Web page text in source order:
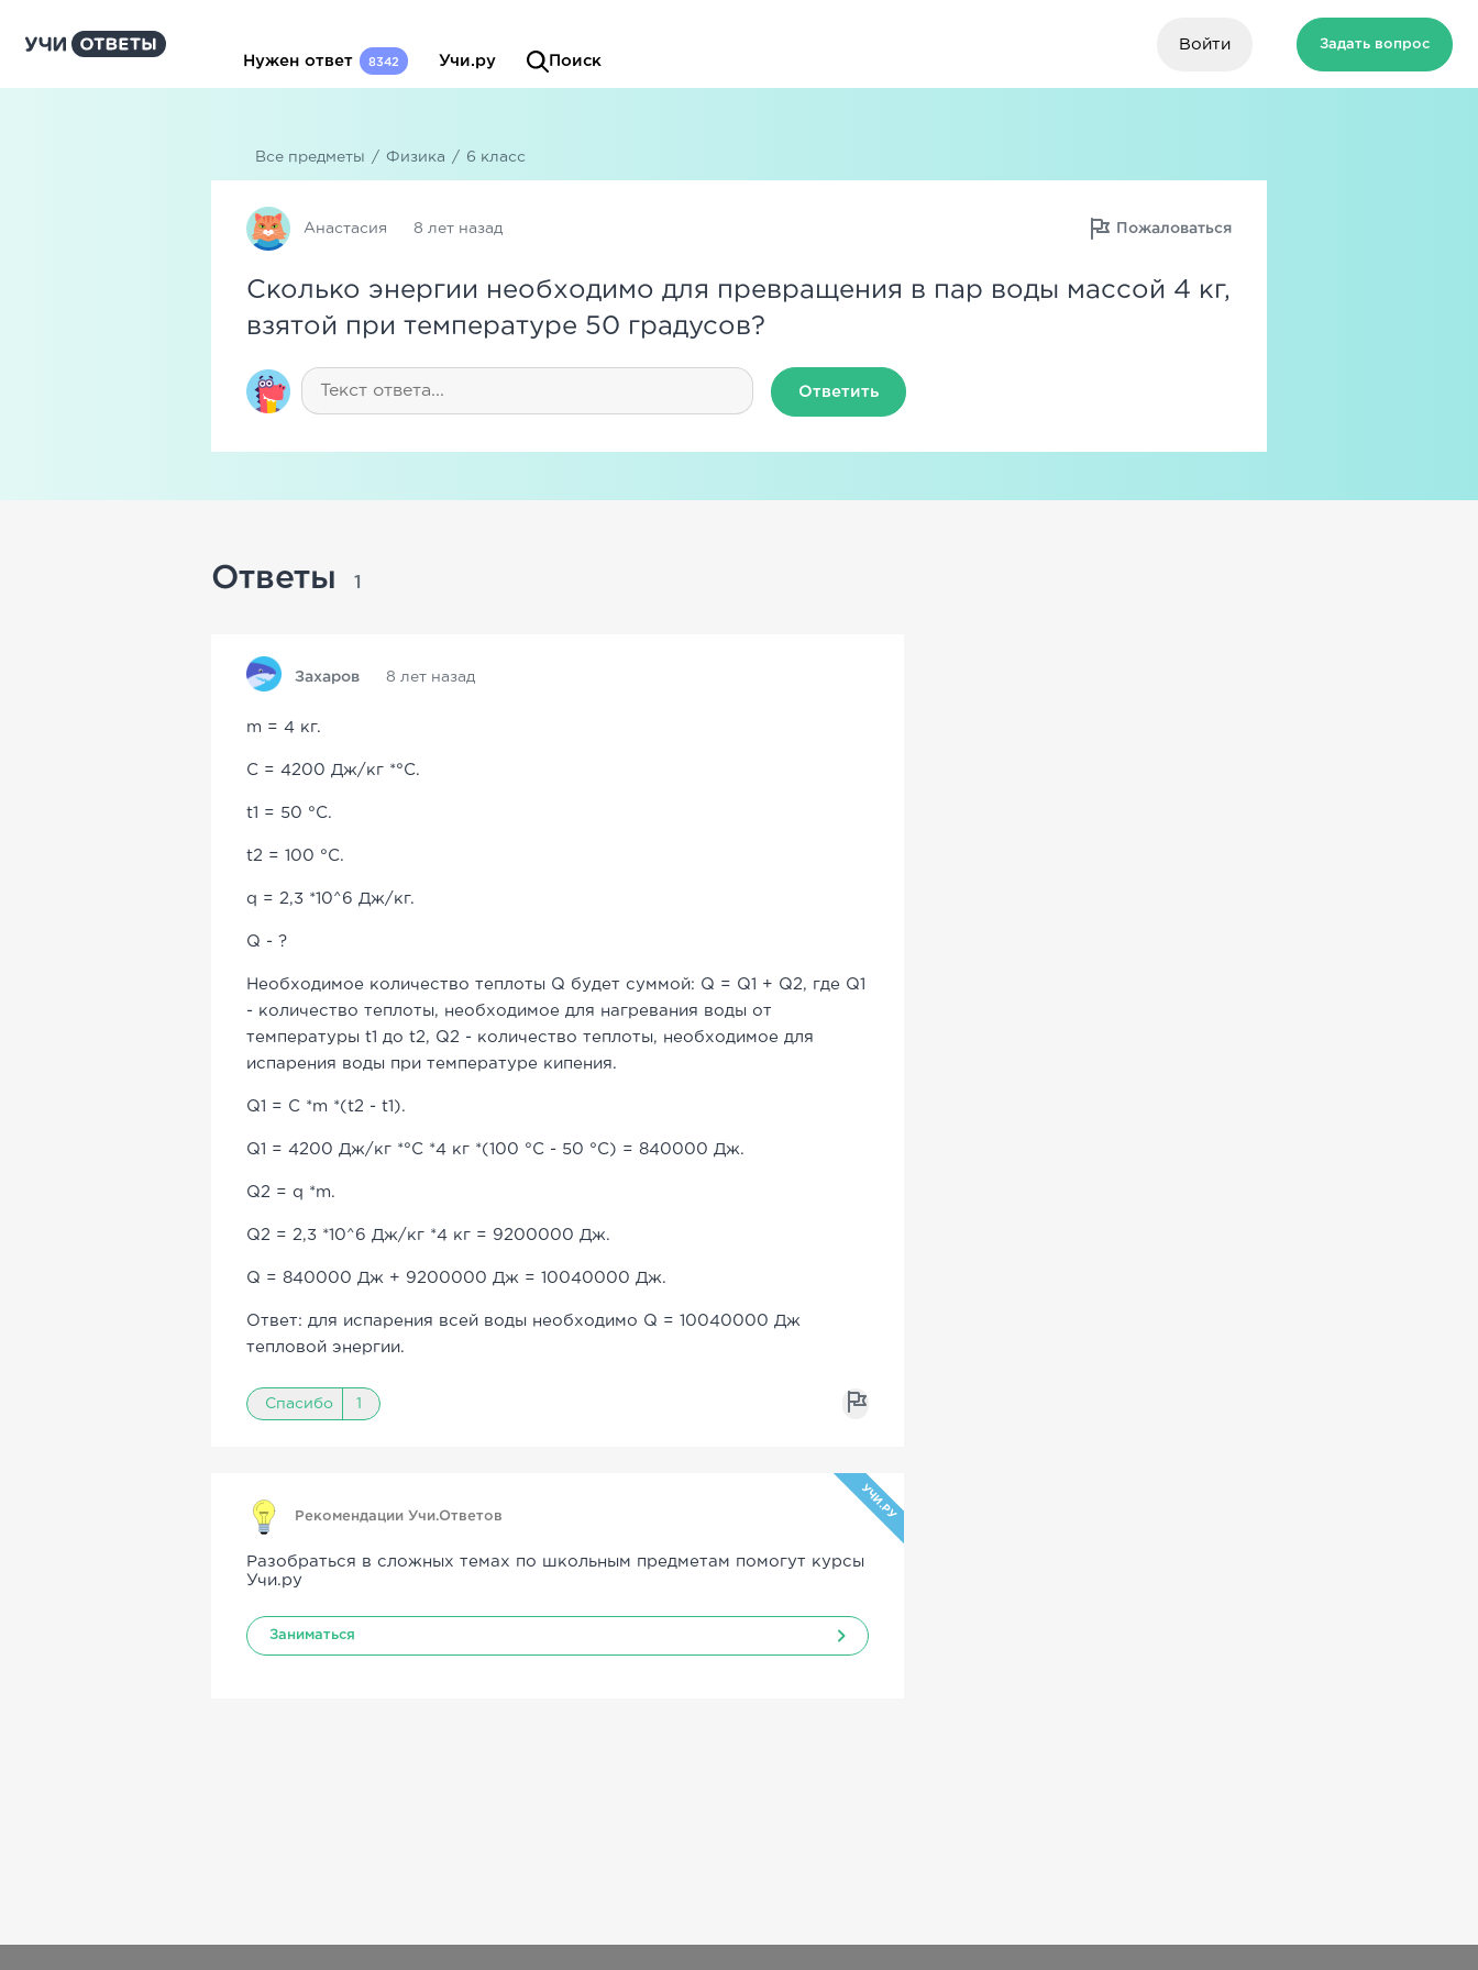
Нужен ответ 8342 Учи.ру Поиск
Войти Задать вопрос
Все предметы / Физика / 6 класс
Анастасия 8 лет назад Пожаловаться
Сколько энергии необходимо для превращения в пар воды массой 4 кг,
взятой при температуре 50 градусов?
Ответить
Ответы 1
Захаров 8 лет назад
m = 4 кг.
C = 4200 Дж/кг *°C.
t1 = 50 °C.
t2 = 100 °C.
q = 2,3 *10^6 Дж/кг.
Q - ?
Необходимое количество теплоты Q будет суммой: Q = Q1 + Q2, где Q1
- количество теплоты, необходимое для нагревания воды от
температуры t1 до t2, Q2 - количество теплоты, необходимое для
испарения воды при температуре кипения.
Q1 = C *m *(t2 - t1).
Q1 = 4200 Дж/кг *°C *4 кг *(100 °C - 50 °C) = 840000 Дж.
Q2 = q *m.
Q2 = 2,3 *10^6 Дж/кг *4 кг = 9200000 Дж.
Q = 840000 Дж + 9200000 Дж = 10040000 Дж.
Ответ: для испарения всей воды необходимо Q = 10040000 Дж
тепловой энергии.
Спасибо 1
Рекомендации Учи.Ответов УЧИ.РУ
Разобраться в сложных темах по школьным предметам помогут курсы
Учи.ру
Заниматься